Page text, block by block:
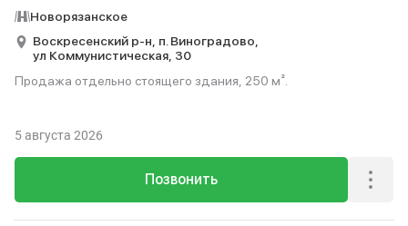
Новорязанское
Воскресенский р-н, п. Виноградово,
ул Коммунистическая, 30
Продажа отдельно стоящего здания, 250 м².
Позвонить
5 августа 2026